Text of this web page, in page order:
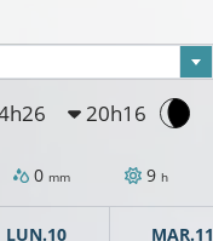
20h16
0 mm 9 h
LUN.10 MAR.11